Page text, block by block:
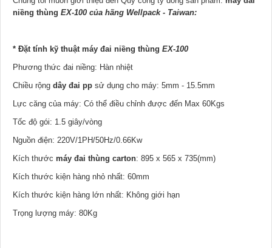
niềng thùng EX-100 của hãng Wellpack - Taiwan:
* Đặt tính kỹ thuật máy đai niềng thùng EX-100
Phương thức đai niềng: Hàn nhiệt
Chiều rộng dây đai pp sử dụng cho máy: 5mm - 15.5mm
Lực căng của máy: Có thể điều chỉnh được đến Max 60Kgs
Tốc độ gói: 1.5 giây/vòng
Nguồn điện: 220V/1PH/50Hz/0.66Kw
Kích thước máy đai thùng carton: 895 x 565 x 735(mm)
Kích thước kiện hàng nhỏ nhất: 60mm
Kích thước kiện hàng lớn nhất: Không giới hạn
Trọng lượng máy: 80Kg